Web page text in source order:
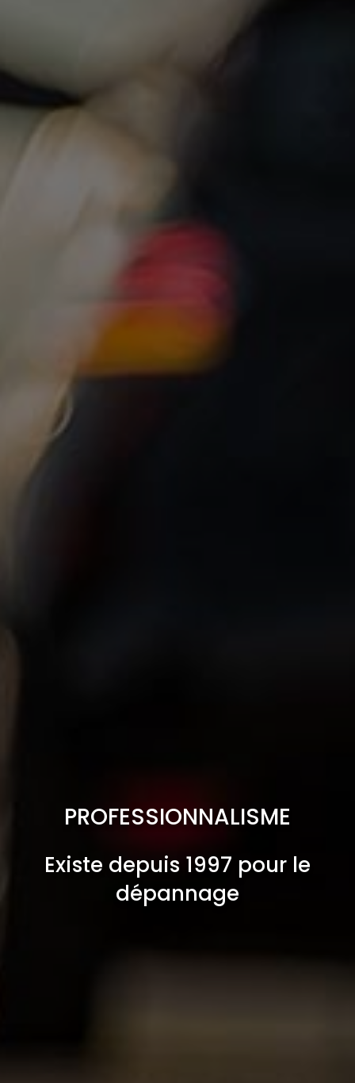
PROFESSIONNALISME
Existe depuis 1997 pour le
dépannage